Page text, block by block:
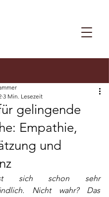
gelingende
Empathie,
und
3 Min. Lesezeit
sich schon sehr
Nicht wahr? Das